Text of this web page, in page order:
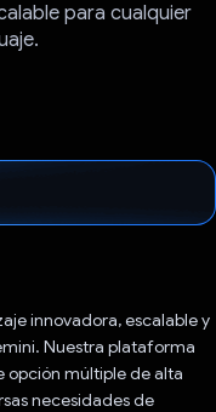
para cualquier
innovadora, escalable y
Nuestra plataforma
opción múltiple de alta
necesidades de